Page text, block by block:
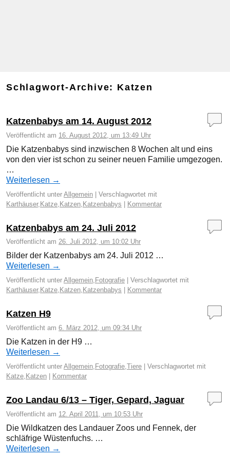
Schlagwort-Archive: Katzen
Katzenbabys am 14. August 2012
Veröffentlicht am 16. August 2012, um 13:49 Uhr
Die Katzenbabys sind inzwischen 8 Wochen alt und eins
von den vier ist schon zu seiner neuen Familie umgezogen.
…
Weiterlesen →
Veröffentlicht unter Allgemein
Verschlagwortet mit
Karthäuser, Katze Katzen Katzenbabys Kommentar
Katzenbabys am 24. Juli 2012
Veröffentlicht am 26. Juli 2012, um 10:02 Uhr
Bilder der Katzenbabys am 24. Juli 2012 …
Weiterlesen →
Veröffentlicht unter Allgemein, Fotografie
Verschlagwortet mit
Karthäuser, Katze, Katzen, Katzenbabys Kommentar
Katzen H9
Veröffentlicht am 6. März 2012, um 09:34 Uhr
Die Katzen in der H9 …
Weiterlesen →
Veröffentlicht unter Allgemein, Fotografie,Tiere
Verschlagwortet mit
Katze, Katzen Kommentar
Zoo Landau 6/13 – Tiger, Gepard, Jaguar
Veröffentlicht am 12. April 2011, um 10:53 Uhr
Die Wildkatzen des Landauer Zoos und Fennek, der
schläfrige Wüstenfuchs. …
Weiterlesen →